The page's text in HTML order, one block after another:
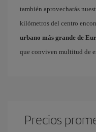
también aprovecharás
kilómetros del centro
urbano más grande de
que conviven multitud de
Precios